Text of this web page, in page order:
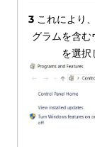
3これにより
グラムを含
を選択